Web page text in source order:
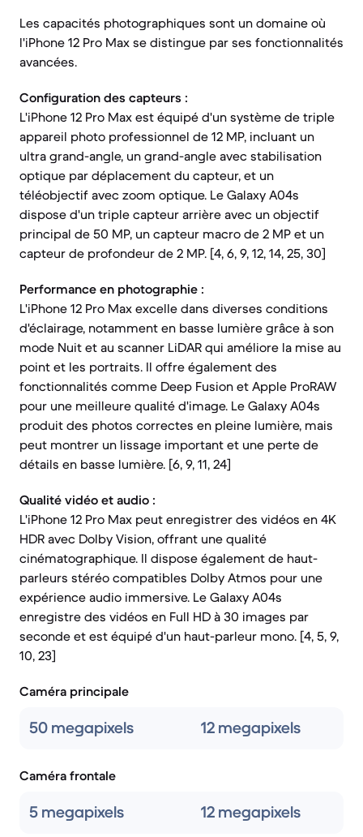
Les capacités photographiques sont un domaine où
l'iPhone 12 Pro Max se distingue par ses fonctionnalités
avancées.
Configuration des capteurs :
L'iPhone 12 Pro Max est équipé d'un système de triple
appareil photo professionnel de 12 MP, incluant un
ultra grand-angle, un grand-angle avec stabilisation
optique par déplacement du capteur, et un
téléobjectif avec zoom optique. Le Galaxy A04s
dispose d'un triple capteur arrière avec un objectif
principal de 50 MP, un capteur macro de 2 MP et un
capteur de profondeur de 2 MP. [4, 6, 9, 12, 14, 25, 30]
Performance en photographie :
L'iPhone 12 Pro Max excelle dans diverses conditions
d'éclairage, notamment en basse lumière grâce à son
mode Nuit et au scanner LiDAR qui améliore la mise au
point et les portraits. Il offre également des
fonctionnalités comme Deep Fusion et Apple ProRAW
pour une meilleure qualité d'image. Le Galaxy A04s
produit des photos correctes en pleine lumière, mais
peut montrer un lissage important et une perte de
détails en basse lumière. [6, 9, 11, 24]
Qualité vidéo et audio :
L'iPhone 12 Pro Max peut enregistrer des vidéos en 4K
HDR avec Dolby Vision, offrant une qualité
cinématographique. Il dispose également de haut-
parleurs stéréo compatibles Dolby Atmos pour une
expérience audio immersive. Le Galaxy A04s
enregistre des vidéos en Full HD à 30 images par
seconde et est équipé d'un haut-parleur mono. [4, 5, 9,
10, 23]
Caméra principale
50 megapixels 12 megapixels
Caméra frontale
5 megapixels 12 megapixels